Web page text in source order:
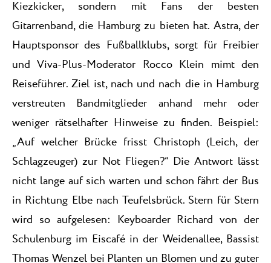
Kiezkicker, sondern mit Fans der besten
Gitarrenband, die Hamburg zu bieten hat. Astra, der
Hauptsponsor des Fußballklubs, sorgt für Freibier
und Viva-Plus-Moderator Rocco Klein mimt den
Reiseführer. Ziel ist, nach und nach die in Hamburg
verstreuten Bandmitglieder anhand mehr oder
weniger rätselhafter Hinweise zu finden. Beispiel:
„Auf welcher Brücke frisst Christoph (Leich, der
Schlagzeuger) zur Not Fliegen?“ Die Antwort lässt
nicht lange auf sich warten und schon fährt der Bus
in Richtung Elbe nach Teufelsbrück. Stern für Stern
wird so aufgelesen: Keyboarder Richard von der
Schulenburg im Eiscafé in der Weidenallee, Bassist
Thomas Wenzel bei Planten un Blomen und zu guter